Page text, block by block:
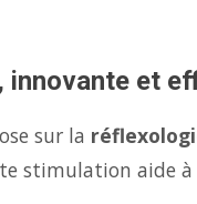
innovante et
sur la
stimulation aide à